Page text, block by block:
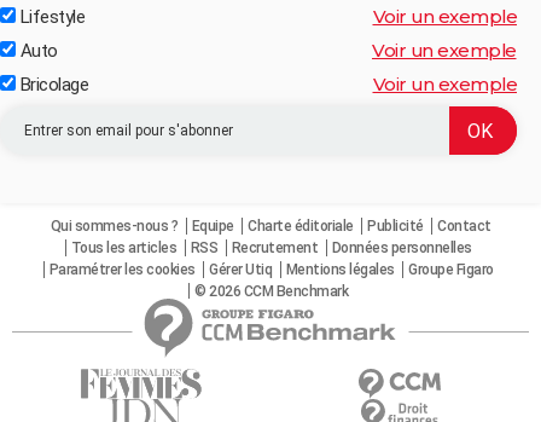
Lifestyle Voir un exemple
Auto Voir un exemple
Bricolage Voir un exemple
Qui sommes-nous ? Equipe Charte éditoriale Publicité
Contact
Tous les articles
RSS Recrutement
Données personnelles
Paramétrer les cookies
Gérer Utiq Mentions légales
Groupe Figaro
© 2026 CCM Benchmark